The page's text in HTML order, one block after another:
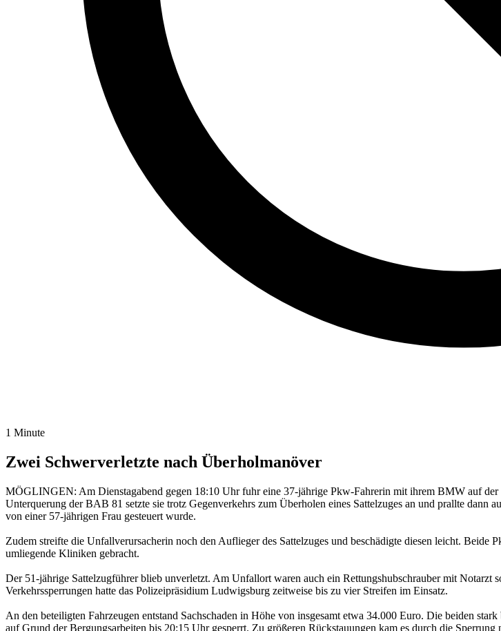
1 Minute
Zwei Schwerverletzte nach Überholmanöver
MÖGLINGEN: Am Dienstagabend gegen 18:10 Uhr fuhr eine 37-jährige Pkw-Fahrerin mit ihrem BMW auf
Unterquerung der BAB 81 setzte sie trotz Gegenverkehrs zum Überholen eines Sattelzuges an und prallte
von einer 57-jährigen Frau gesteuert wurde.
Zudem streifte die Unfallverursacherin noch den Auflieger des Sattelzuges und beschädigte diesen leicht.
umliegende Kliniken gebracht.
Der 51-jährige Sattelzugführer blieb unverletzt. Am Unfallort waren auch ein Rettungshubschrauber mit
Verkehrssperrungen hatte das Polizeipräsidium Ludwigsburg zeitweise bis zu vier Streifen im Einsatz.
An den beteiligten Fahrzeugen entstand Sachschaden in Höhe von insgesamt etwa 34.000 Euro. Die beiden
auf Grund der Bergungsarbeiten bis 20:15 Uhr gesperrt. Zu größeren Rückstauungen kam es durch die Sperrung